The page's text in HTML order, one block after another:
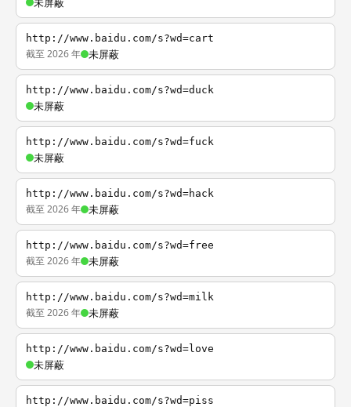
http://www.baidu.com/s?wd=cart
截至 2026 年 未屏蔽
http://www.baidu.com/s?wd=duck
未屏蔽
http://www.baidu.com/s?wd=fuck
未屏蔽
http://www.baidu.com/s?wd=hack
截至 2026 年 未屏蔽
http://www.baidu.com/s?wd=free
截至 2026 年 未屏蔽
http://www.baidu.com/s?wd=milk
截至 2026 年 未屏蔽
http://www.baidu.com/s?wd=love
未屏蔽
http://www.baidu.com/s?wd=piss